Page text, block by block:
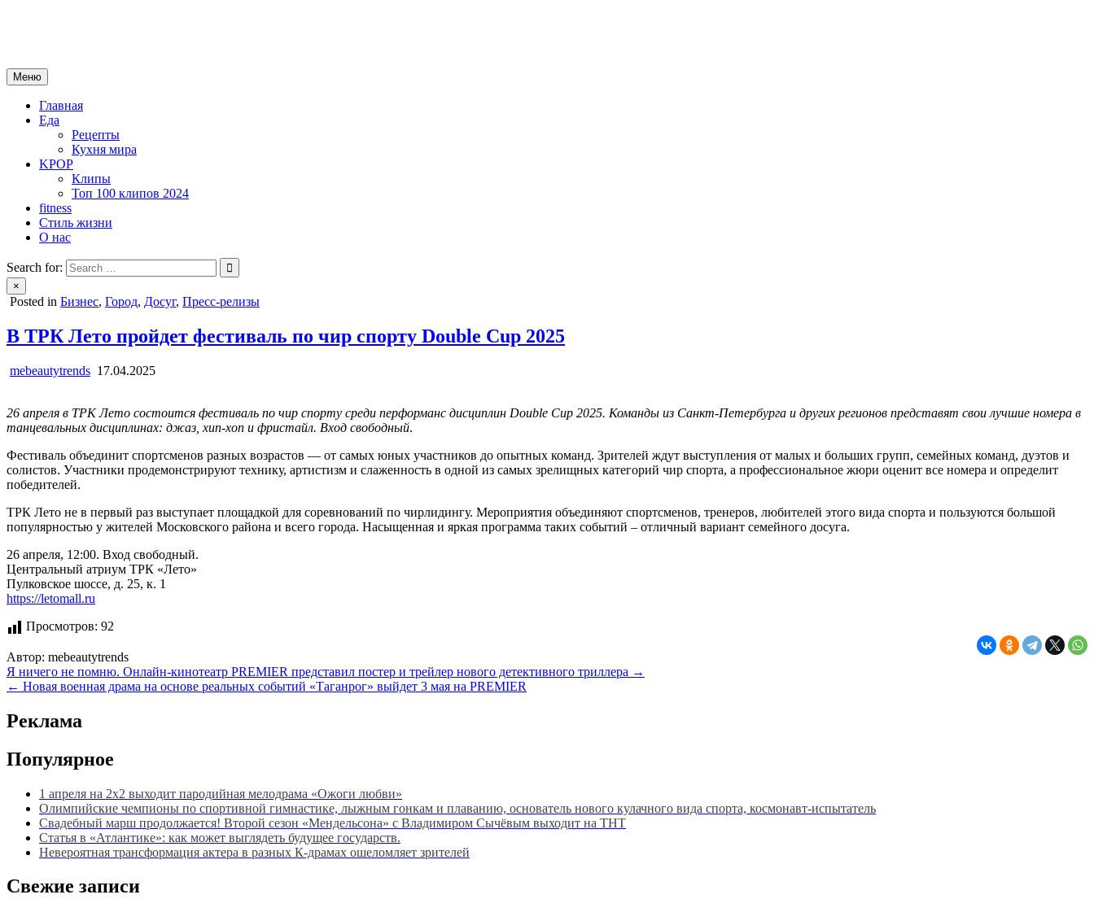
Меню
Главная
Еда
Рецепты
Кухня мира
KPOP
Клипы
Топ 100 клипов 2024
fitness
Стиль жизни
О нас
Search for:
×
Posted in Бизнес, Город, Досуг, Пресс-релизы
В ТРК Лето пройдет фестиваль по чир спорту Double Cup 2025
mebeautytrends 17.04.2025
26 апреля в ТРК Лето состоится фестиваль по чир спорту среди перформанс дисциплин Double Cup 2025. Команды из Санкт-Петербурга и других регионов представят свои лучшие номера в
танцевальных дисциплинах: джаз, хип-хоп и фристайл. Вход свободный.
Фестиваль объединит спортсменов разных возрастов — от самых юных участников до опытных команд. Зрителей ждут выступления от малых и больших групп, семейных команд, дуэтов и
солистов. Участники продемонстрируют технику, артистизм и слаженность в одной из самых зрелищных категорий чир спорта, а профессиональное жюри оценит все номера и определит
победителей.
ТРК Лето не в первый раз выступает площадкой для соревнований по чирлидингу. Мероприятия объединяют спортсменов, тренеров, любителей этого вида спорта и пользуются большой
популярностью у жителей Московского района и всего города. Насыщенная и яркая программа таких событий – отличный вариант семейного досуга.
26 апреля, 12:00. Вход свободный.
Центральный атриум ТРК «Лето»
Пулковское шоссе, д. 25, к. 1
https://letomall.ru
Просмотров: 92
Автор: mebeautytrends
Навигация
по
записям
Я ничего не помню. Онлайн-кинотеатр PREMIER представил постер и трейлер нового детективного триллера →
← Новая военная драма на основе реальных событий «Таганрог» выйдет 3 мая на PREMIER
Реклама
Популярное
1 апреля на 2х2 выходит пародийная мелодрама «Ожоги любви»
Олимпийские чемпионы по спортивной гимнастике, лыжным гонкам и плаванию, основатель нового кулачного вида спорта, космонавт-испытатель
Свадебный марш продолжается! Второй сезон «Мендельсона» с Владимиром Сычёвым выходит на ТНТ
Статья в «Атлантике»: как может выглядеть будущее государств.
Невероятная трансформация актера в разных К-драмах ошеломляет зрителей
Свежие записи